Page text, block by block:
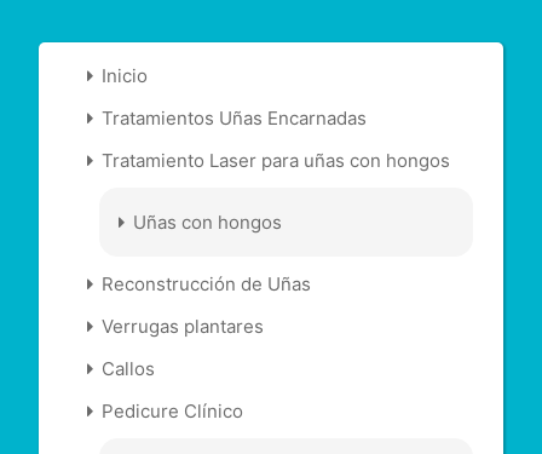
Inicio
Tratamientos Uñas Encarnadas
Tratamiento Laser para uñas con hongos
Uñas con hongos
Reconstrucción de Uñas
Verrugas plantares
Callos
Pedicure Clínico